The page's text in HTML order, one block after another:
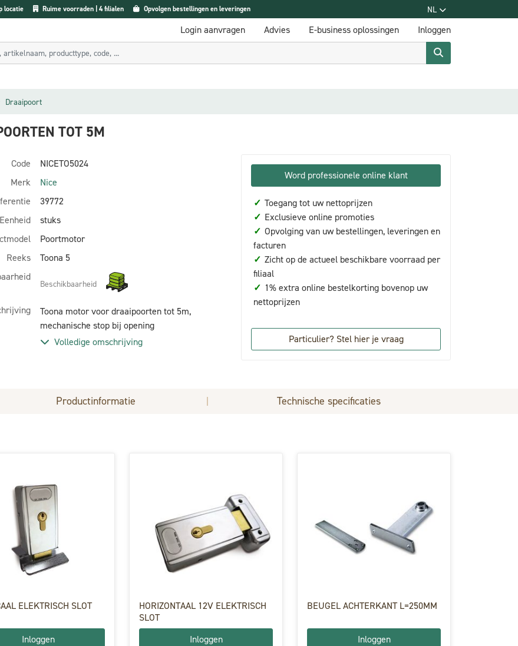
locatie Ruime voorraden | 4 filialen Opvolgen bestellingen en leveringen NL
Login aanvragen Advies E-business oplossingen Inloggen
Draaipoort
TOT 5M
Code
NICETO5024
Merk
Nice
39772
Eenheid
stuks
Poortmotor
Reeks
Toona 5
Beschikbaarheid
Toona motor voor draaipoorten tot 5m,
mechanische stop bij opening
Volledige omschrijving
Word professionele online klant
✓ Toegang tot uw nettoprijzen
✓ Exclusieve online promoties
✓ Opvolging van uw bestellingen, leveringen en
facturen
✓ Zicht op de actueel beschikbare voorraad per
filiaal
✓ 1% extra online bestelkorting bovenop uw
nettoprijzen
Particulier? Stel hier je vraag
Productinformatie | Technische specificaties
ELEKTRISCH SLOT
Inloggen
HORIZONTAAL 12V ELEKTRISCH
SLOT
Inloggen
BEUGEL ACHTERKANT L=250MM
Inloggen